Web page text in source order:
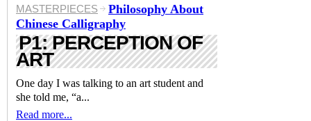
MASTERPIECES
Philosophy About
Chinese Calligraphy
P1: PERCEPTION OF
ART
One day I was talking to an art student and
she told me, “a...
Read more...